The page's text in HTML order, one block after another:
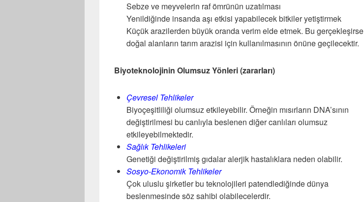
Sebze ve meyvelerin raf ömrünün uzatılması
Yenildiğinde insanda aşı etkisi yapabilecek bitkiler yetiştirmek
Küçük arazilerden büyük oranda verim elde etmek. Bu gerçekleşirse
doğal alanların tarım arazisi için kullanılmasının önüne geçilecektir.
Biyoteknolojinin Olumsuz Yönleri (zararları)
Çevresel Tehlikeler
Biyoçeşitliliği olumsuz etkileyebilir. Örneğin mısırların DNA’sının
değiştirilmesi bu canlıyla beslenen diğer canlıları olumsuz
etkileyebilmektedir.
Sağlık Tehlikeleri
Genetiği değiştirilmiş gıdalar alerjik hastalıklara neden olabilir.
Sosyo-Ekonomik Tehlikeler
Çok uluslu şirketler bu teknolojileri patendlediğinde dünya
beslenmesinde söz sahibi olabilecelerdir.